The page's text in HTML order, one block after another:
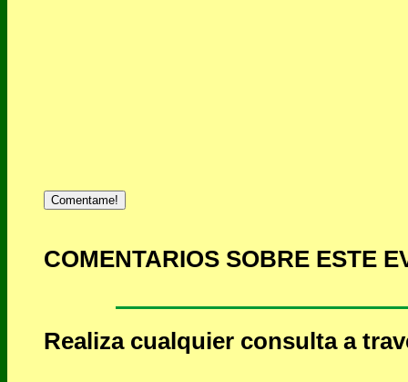
Comentame!
COMENTARIOS SOBRE ESTE
Realiza cualquier consulta a